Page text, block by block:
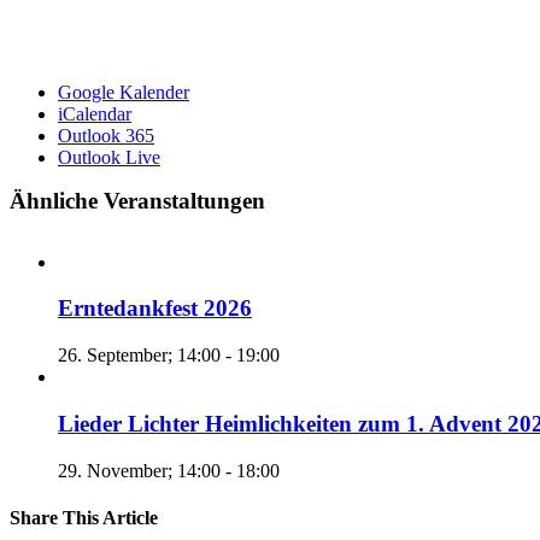
Google Kalender
iCalendar
Outlook 365
Outlook Live
Ähnliche Veranstaltungen
Erntedankfest 2026
26. September; 14:00 - 19:00
Lieder Lichter Heimlichkeiten zum 1. Advent
29. November; 14:00 - 18:00
Share This Article